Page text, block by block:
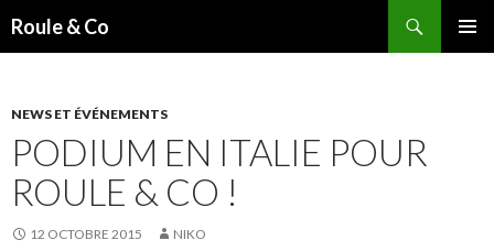
Roule & Co
PRINCIPAL
NEWS ET ÉVÉNEMENTS
PODIUM EN ITALIE POUR
ROULE & CO !
12 OCTOBRE 2015 NIKO